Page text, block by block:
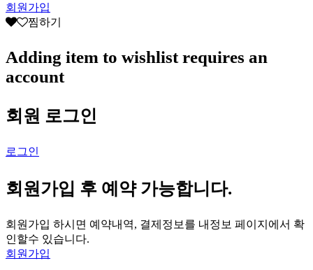
회원가입
찜하기
Adding item to wishlist requires an
account
회원 로그인
로그인
회원가입 후 예약 가능합니다.
회원가입 하시면 예약내역, 결제정보를 내정보 페이지에서 확
인할수 있습니다.
회원가입